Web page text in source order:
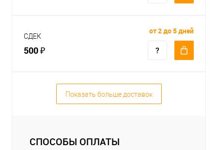
СДЕК
500 ₽
от 2 до 5 дней
Показать больше доставок
СПОСОБЫ ОПЛАТЫ